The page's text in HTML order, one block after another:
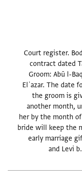
Court register.
contract dated
Groom: Abū l-
Elʿazar. The date
the groom is
another month,
her by the month
bride will keep the
early marriage
and Levi